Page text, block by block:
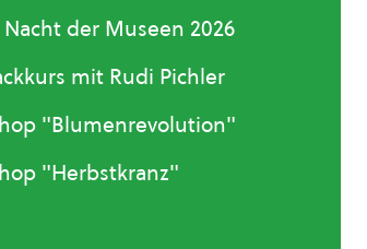
der Museen 2026
mit Rudi Pichler
"Blumenrevolution"
"Herbstkranz"